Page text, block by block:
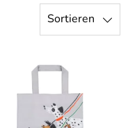
Sortieren